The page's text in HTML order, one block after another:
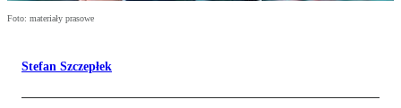
Foto: materiały prasowe
Stefan Szczepłek